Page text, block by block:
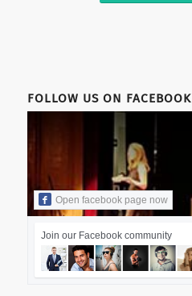
FOLLOW US ON FACEBOOK
Open facebook page now
Join our Facebook community